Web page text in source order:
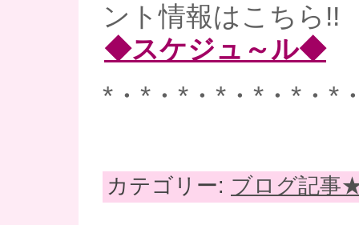
ント情報はこちら!!
◆スケジュ～ル◆
*・*・*・*・*・*・*
カテゴリー: ブログ記事